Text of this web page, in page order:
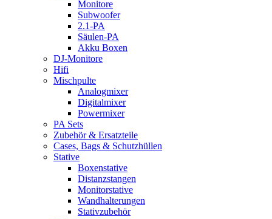
Monitore
Subwoofer
2.1-PA
Säulen-PA
Akku Boxen
DJ-Monitore
Hifi
Mischpulte
Analogmixer
Digitalmixer
Powermixer
PA Sets
Zubehör & Ersatzteile
Cases, Bags & Schutzhüllen
Stative
Boxenstative
Distanzstangen
Monitorstative
Wandhalterungen
Stativzubehör